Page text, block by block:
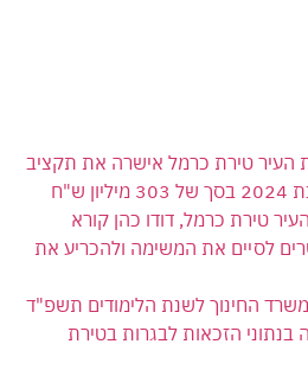
העיר טירת כרמל אישרה את תקציב
ש"ח
טירת כרמל, דודו כהן קורא
לסיים את המשימה ולהכריע את
משרד החינוך לשנת הלימודים תשפ"ד
בנתוני הזכאות לבגרות בטירת